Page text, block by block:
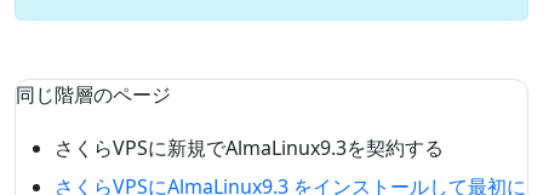
同じ階層のページ
さくらVPSに新規でAlmaLinux9.3を契約する
さくらVPSにAlmaLinux9.3 をインストールして最初に